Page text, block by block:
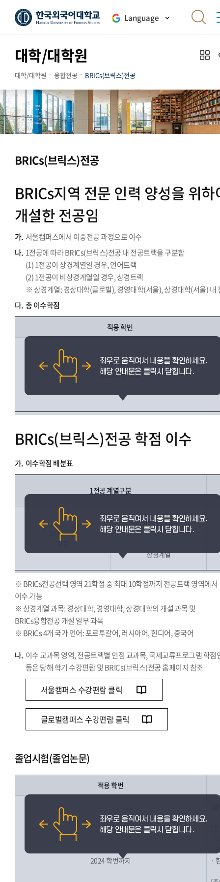
Language
대학/대학원
대학/대학원 융합전공 BRICs(브릭스)전공
BRICs(브릭스)전공
BRICs지역 전문 인력 양성을 위하
개설한 전공임
가. 서울캠퍼스에서 이중전공 과정으로 이수
나. 1전공에 따라 BRICs(브릭스)전공 내 전공트랙을 구분함
(1) 1전공이 상경계열일 경우, 언어트랙
(2) 1전공이 비상경계열일 경우, 상경트랙
※ 상경계열: 경상대학(글로벌), 경영대학(서울), 상경대학(서울) 내
다. 총 이수학점
적용 학번
2015학번 이후
BRICs(브릭스)전공 학점 이수
가. 이수학점 배분표
1전공 계열구분
2015학번
이후
비상경계열
상경계열
※ BRICs전공선택 영역 21학점 중 최대 10학점까지 전공트랙 영역에서
이수 가능
※ 상경계열 과목: 경상대학, 경영대학, 상경대학의 개설 과목 및
BRICs융합전공 개설 일부 과목
※ BRICs 4개 국가 언어: 포르투갈어, 러시아어, 힌디어, 중국어
나. 이수 교과목 영역, 전공트랙별 인정 교과목, 국제교류프로그램 학점
등은 당해 학기 수강편람 및 BRICs(브릭스)전공 홈페이지 참조
서울캠퍼스 수강편람 클릭
글로벌캠퍼스 수강편람 클릭
졸업시험(졸업논문)
적용 학번
2024 학번까지
·